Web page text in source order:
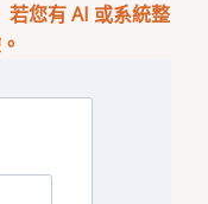
若您有 AI 或系統整